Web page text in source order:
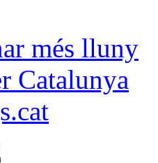
més lluny
Catalunya